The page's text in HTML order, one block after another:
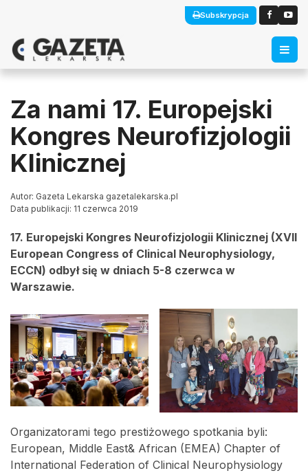
Subskrypcja
Za nami 17. Europejski
Kongres Neurofizjologii
Klinicznej
Autor: Gazeta Lekarska gazetalekarska.pl
Data publikacji: 11 czerwca 2019
17. Europejski Kongres Neurofizjologii Klinicznej (XVII
European Congress of Clinical Neurophysiology,
ECCN) odbył się w dniach 5-8 czerwca w
Warszawie.
Organizatorami tego prestiżowego spotkania byli:
European, Middle East& African (EMEA) Chapter of
International Federation of Clinical Neurophysiology